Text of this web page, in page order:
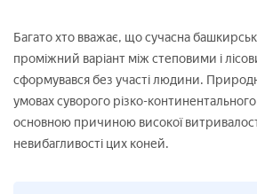
Багато хто вважає, що сучасна
проміжний варіант між степовими і
сформувався без участі людини.
умовах суворого різко-континентального
основною причиною високої
невибагливості цих коней.